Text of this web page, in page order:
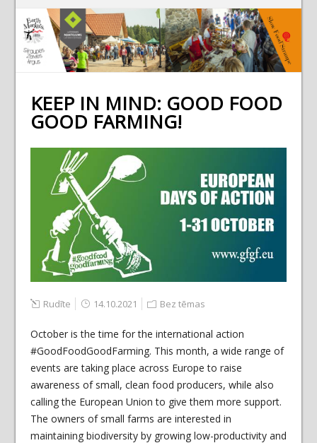
KEEP IN MIND: GOOD FOOD
GOOD FARMING!
Rudīte 14.10.2021 Bez tēmas
October is the time for the international action
#GoodFoodGoodFarming. This month, a wide range of
events are taking place across Europe to raise
awareness of small, clean food producers, while also
calling the European Union to give them more support.
The owners of small farms are interested in
maintaining biodiversity by growing low-productivity and